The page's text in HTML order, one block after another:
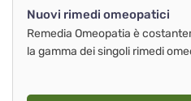
Nuovi rimedi omeopatici
Remedia Omeopatia è
la gamma dei singoli rimedi